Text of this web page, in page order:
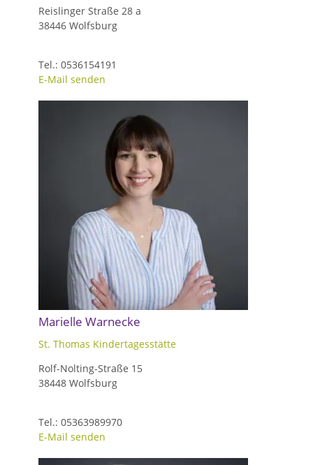
Reislinger Straße 28 a
38446 Wolfsburg
Tel.: 0536154191
E-Mail senden
Marielle Warnecke
St. Thomas Kindertagesstätte
Rolf-Nolting-Straße 15
38448 Wolfsburg
Tel.: 05363989970
E-Mail senden